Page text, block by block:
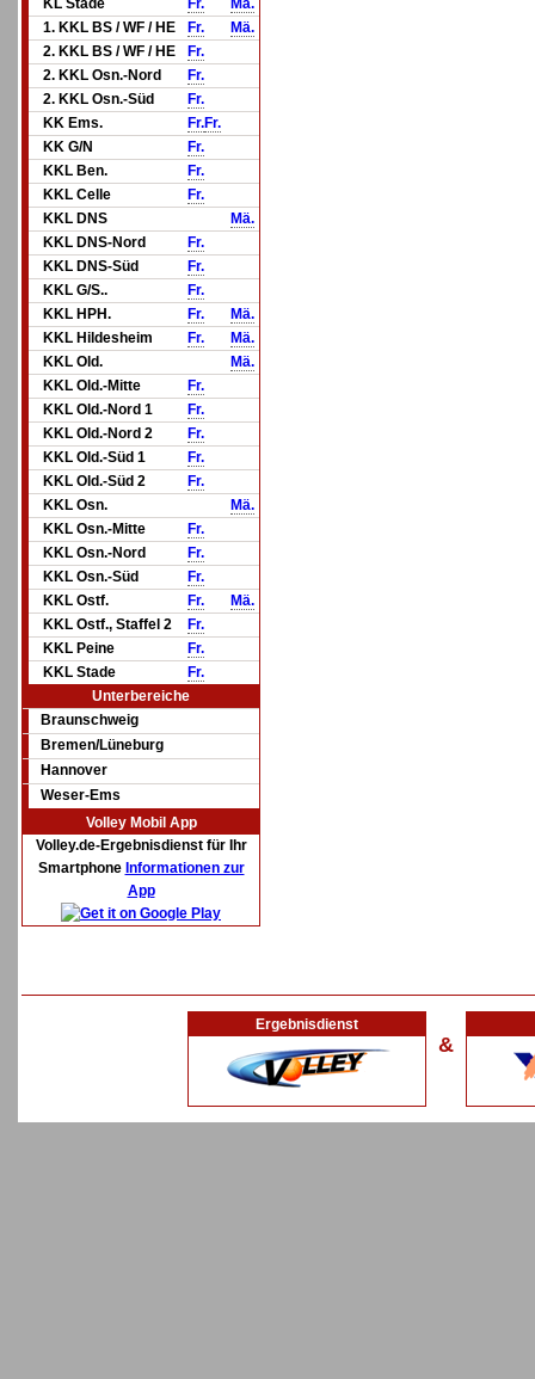
KL Stade Fr.
Mä.
1. KKL BS / WF / HE
Fr.
Mä.
2. KKL BS / WF / HE
Fr.
2. KKL Osn.-Nord
Fr.
2. KKL Osn.-Süd
Fr.
KK Ems.
Fr.Fr.
KK G/N
Fr.
KKL Ben.
Fr.
KKL Celle
Fr.
KKL DNS
Mä.
KKL DNS-Nord
Fr.
KKL DNS-Süd
Fr.
KKL G/S..
Fr.
KKL HPH.
Fr.
Mä.
KKL Hildesheim
Fr.
Mä.
KKL Old.
Mä.
KKL Old.-Mitte
Fr.
KKL Old.-Nord 1
Fr.
KKL Old.-Nord 2
Fr.
KKL Old.-Süd 1
Fr.
KKL Old.-Süd 2
Fr.
KKL Osn.
Mä.
KKL Osn.-Mitte
Fr.
KKL Osn.-Nord
Fr.
KKL Osn.-Süd
Fr.
KKL Ostf.
Fr.
Mä.
KKL Ostf., Staffel 2
Fr.
KKL Peine
Fr.
KKL Stade
Fr.
Unterbereiche
Braunschweig
Bremen/Lüneburg
Hannover
Weser-Ems
Volley Mobil App
Volley.de-Ergebnisdienst für Ihr
Smartphone Informationen zur
App
Ergebnisdienst
&